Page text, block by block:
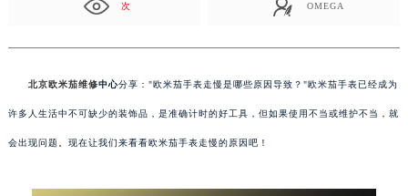
次 OMEGA
北京欧米茄维修中心分享："欧米茄手表走慢是哪些原因导致？"欧米茄手表已经成为
许多人生活中不可缺少的装饰品，是准确计时的好工具，但如果使用不当或维护不当，就
会出现问题。现在让我们来看看欧米茄手表走慢的原因吧！